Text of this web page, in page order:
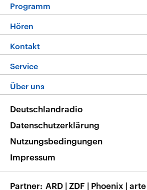
Programm
Programm
Die Nachrichten
Nachrichtenleicht
Neue Beiträge auf dlf.de
Hören
Livestream
Podcasts
Deutschlandfunk App
Nachrichten App
Frequenzen
Kontakt
Hörerservice
Service
FAQ
Veranstaltungen
Musikliste
RSS
Über uns
Barrierefreiheit
Deutschlandradio
Datenschutzerklärung
Nutzungsbedingungen
Impressum
Partner ARD | ZDF | Phoenix | arte